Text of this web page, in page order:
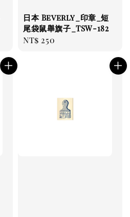
日本 Beverly_印章_短
尾袋鼠舉旗子_TSW-182
Regular
NT$ 250